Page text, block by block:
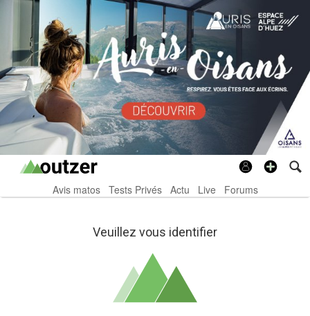
Avis matos Tests Privés Actu Live Forums
Veuillez vous identifier